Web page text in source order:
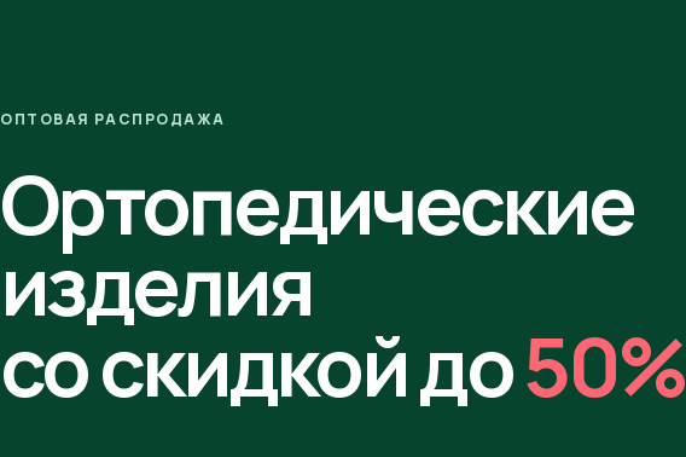
ОПТОВАЯ РАСПРОДАЖА
Ортопедические
изделия
со скидкой до50%